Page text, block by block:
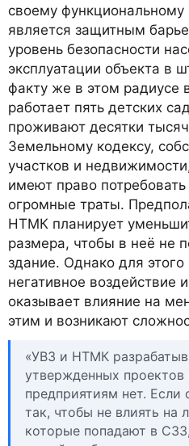
своему функциональному
является защитным
уровень безопасности
эксплуатации объекта в
факту же в этом радиусе
работает пять детских
проживают десятки
Земельному кодексу,
участков и
имеют право
огромные траты.
НТМК планирует
размера, чтобы в неё не
здание. Однако для
негативное воздействие
оказывает влияние на
этим и возникают
«УВЗ и НТМК
утвержденных проектов
предприятиям нет. Если
так, чтобы не влиять на
которые попадают в